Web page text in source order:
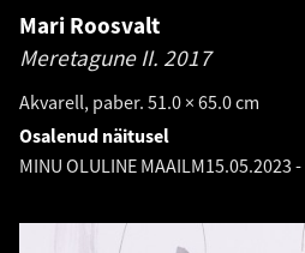
Mari Roosvalt
Meretagune II. 2017
Akvarell, paber. 51.0 × 65.0 cm
Osalenud näitusel
MINU OLULINE MAAILM15.05.2023 -